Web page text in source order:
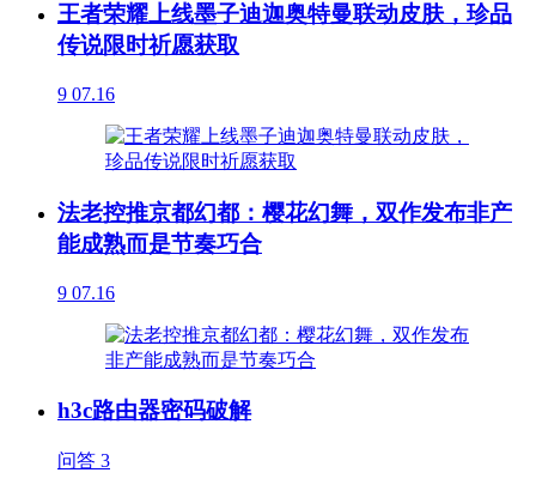
王者荣耀上线墨子迪迦奥特曼联动皮肤，珍品
传说限时祈愿获取
9 07.16
法老控推京都幻都：樱花幻舞，双作发布非产
能成熟而是节奏巧合
9 07.16
h3c路由器密码破解
问答 3